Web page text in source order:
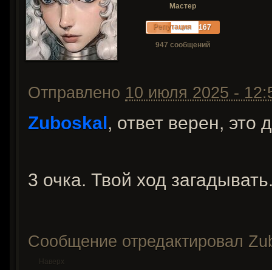
Мастер
Репутация 167
947 сообщений
Отправлено 10 июля 2025 -
Zuboskal, ответ верен, это
3 очка. Твой ход
Сообщение отредактировал
Наверх